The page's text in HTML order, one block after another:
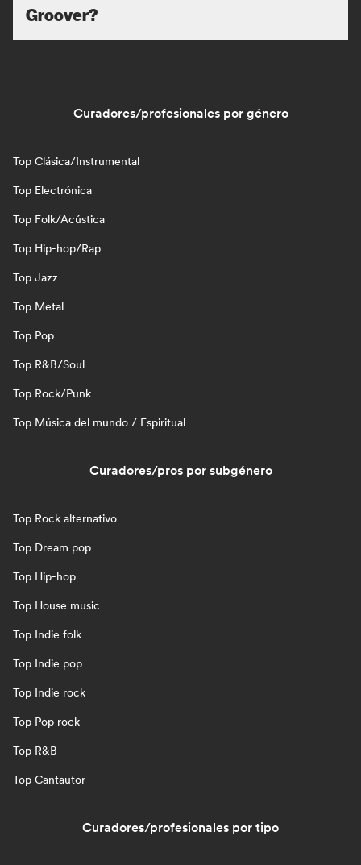
Groover?
Curadores/profesionales por género
Top Clásica/Instrumental
Top Electrónica
Top Folk/Acústica
Top Hip-hop/Rap
Top Jazz
Top Metal
Top Pop
Top R&B/Soul
Top Rock/Punk
Top Música del mundo / Espiritual
Curadores/pros por subgénero
Top Rock alternativo
Top Dream pop
Top Hip-hop
Top House music
Top Indie folk
Top Indie pop
Top Indie rock
Top Pop rock
Top R&B
Top Cantautor
Curadores/profesionales por tipo